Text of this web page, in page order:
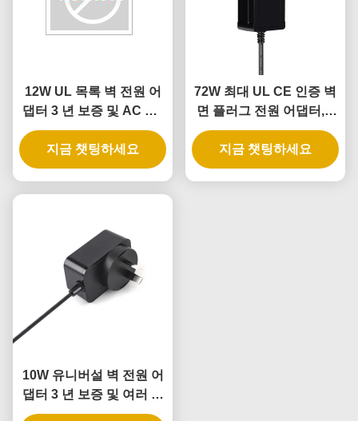
12W UL 목록 벽 전원 어
댑터 3 년 보증 및 AC DC
전원 공급
지금 챗팅하세요
72W 최대 UL CE 인증 벽
면 플러그 전원 어댑터, 3
년 보증
지금 챗팅하세요
10W 유니버설 벽 전원 어
댑터 3 년 보증 및 여러 출
력 전압